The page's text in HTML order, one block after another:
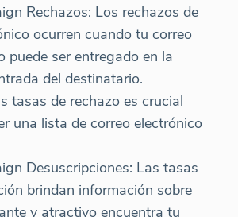
Rechazos: Los rechazos de
ocurren cuando tu correo
puede ser entregado en la
del destinatario.
tasas de rechazo es crucial
una lista de correo electrónico
Desuscripciones: Las tasas
brindan información sobre
y atractivo encuentra tu